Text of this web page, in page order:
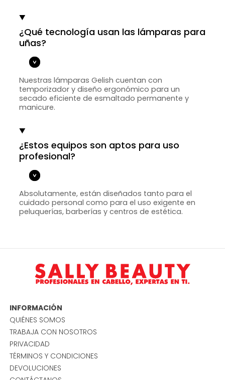
¿Qué tecnología usan las lámparas para
uñas?
Nuestras lámparas Gelish cuentan con
temporizador y diseño ergonómico para un
secado eficiente de esmaltado permanente y
manicure.
¿Estos equipos son aptos para uso
profesional?
Absolutamente, están diseñados tanto para el
cuidado personal como para el uso exigente en
peluquerías, barberías y centros de estética.
INFORMACIÓN
QUIÉNES SOMOS
TRABAJA CON NOSOTROS
PRIVACIDAD
TÉRMINOS Y CONDICIONES
DEVOLUCIONES